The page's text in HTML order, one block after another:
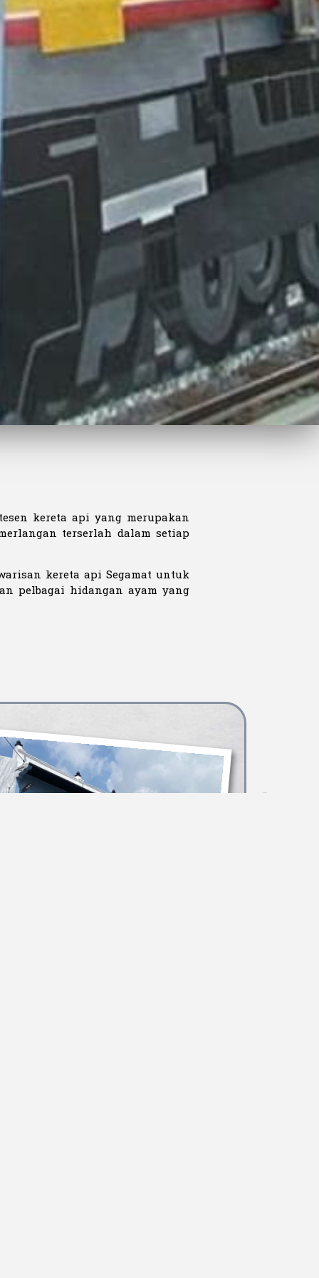
kereta api yang merupakan
terserlah dalam setiap
kereta api Segamat untuk
pelbagai hidangan ayam yang